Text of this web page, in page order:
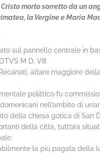
morto sorretto da un
la Vergine e Maria
sul pannello centrale in
M D. VIII
altare maggiore
polittico fu
nell’ambito di
della chiesa gotica di San
della città, tutt’ora
la più pagata della